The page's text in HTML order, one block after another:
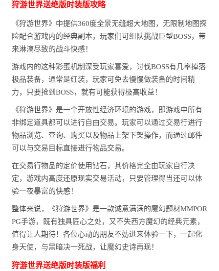
狩游世界送绝版时装版攻略
《狩游世界》中提供360度全景无缝超大地图，无限制地图探
险配合游戏内的经典副本，玩家们可组队挑战巨型BOSS，带
来淋漓尽致的战斗快感！
游戏内的这种彩蛋机制深受玩家喜爱，讨伐BOSS有几率掉落
极品装备，通常是红装，玩家可免去慢慢做装备的时间精
力，只要抢到BOSS，就有可能获得极高收益！
《狩游世界》是一个开放性经济环境的游戏，即游戏中所有
非绑定道具都可以进行自由交易。玩家可以通过交易行进行
物品浏览、查询、购买以及物品上架下架操作，而通过邮件
可以与交易目标直接进行物品交易。
在交易行物品的定价使用钻石，其价格完全由玩家自行决
定，游戏内高度还原现实交易活动，只要管理得当还可以体
验一夜暴富的快感！
整体来说，《狩游世界》是一款诚意满满的魔幻题材MMPOR
PG手游，既有独具匠心之处，又不失西方魔幻的经典元素，
值得让人期待！各位心动的朋友不妨进来体验一下，一起化
身天使，与黑暗决一死战，让魔幻史诗再现！
狩游世界送绝版时装版福利